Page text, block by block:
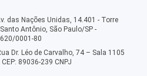
das Nações Unidas, 14.401 - Torre
Antônio, São Paulo/SP -
0001-80
Dr. Léo de Carvalho, 74 – Sala 1105
89036-239 CNPJ